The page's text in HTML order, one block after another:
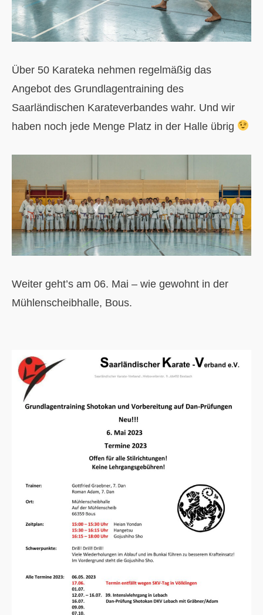
Über 50 Karateka nehmen regelmäßig das
Angebot des Grundlagentraining des
Saarländischen Karateverbandes wahr. Und wir
haben noch jede Menge Platz in der Halle übrig
Weiter geht’s am 06. Mai – wie gewohnt in der
Mühlenscheibhalle, Bous.